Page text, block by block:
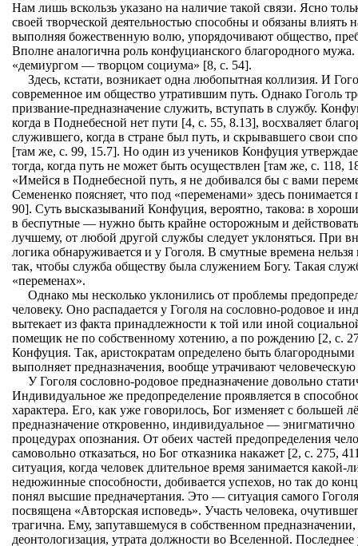
Нам лишь вскользь указано на наличие такой связи. Ясно
своей творческой деятельностью способны и обязаны влиять
выполняя божественную волю, упорядочивают общество,
Вполне аналогична роль конфуцианского благородного
«демиургом — творцом социума» [8, с. 54].
Здесь, кстати, возникает одна любопытная коллизия. И
современное им общество утратившим путь. Однако Гоголь
призвание-предназначение служить, вступать в службу.
когда в Поднебесной нет пути [4, с. 55, 8.13], восхваляет
служившего, когда в стране был путь, и скрывавшего свои
[там же, с. 99, 15.7]. Но один из учеников Конфуция
тогда, когда путь не может быть осуществлен [там же, с. 118,
«Имейся в Поднебесной путь, я не добивался бы с вами
Семененко поясняет, что под «переменами» здесь понимается
90]. Суть высказываний Конфуция, вероятно, такова: в
в беспутные — нужно быть крайне осторожным и
лучшему, от любой другой службы следует уклоняться. При
логика обнаруживается и у Гоголя. В смутные времена
так, чтобы служба обществу была служением Богу. Такая
«переменах».
Однако мы несколько уклонились от проблемы
человеку. Оно распадается у Гоголя на сословно-родовое и
вытекает из факта принадлежности к той или иной
помещик не по собственному хотению, а по рождению [2, с.
Конфуция. Так, аристократам определено быть
выполняет предназначения, вообще утрачивают
У Гоголя сословно-родовое предназначение довольно
Индивидуальное же предопределение проявляется в
характера. Его, как уже говорилось, Бог изменяет с большей
предназначение откровенно, индивидуальное —
процедурах опознания. От обеих частей предопределения
самовольно отказаться, но Бог отказника накажет [2, с. 275,
ситуация, когда человек длительное время занимается какой-
недюжинные способности, добивается успехов, но так до
понял высшие предначертания. Это — ситуация самого
посвящена «Авторская исповедь». Участь человека,
трагична. Ему, запутавшемуся в собственном
деонтологизация, утрата должности во Вселенной.